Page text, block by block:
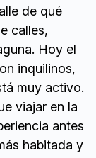
de qué
calles,
Hoy el
inquilinos,
muy activo.
viajar en la
antes
habitada y